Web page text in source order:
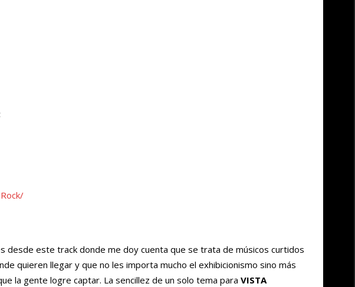
desde este track donde me doy cuenta que se trata de músicos curtidos
quieren llegar y que no les importa mucho el exhibicionismo sino más
la gente logre captar. La sencillez de un solo tema para VISTA